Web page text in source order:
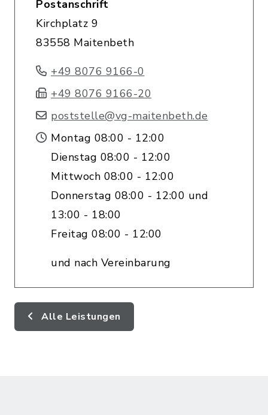
Postanschrift
Kirchplatz 9
83558 Maitenbeth
+49 8076 9166-0
+49 8076 9166-20
poststelle@vg-maitenbeth.de
Montag 08:00 - 12:00
Dienstag 08:00 - 12:00
Mittwoch 08:00 - 12:00
Donnerstag 08:00 - 12:00 und
13:00 - 18:00
Freitag 08:00 - 12:00
und nach Vereinbarung
Alle Leistungen